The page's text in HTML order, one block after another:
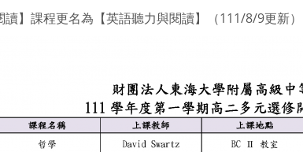
】課程更名為【英語聽力與閱讀】（111/8/9更新）